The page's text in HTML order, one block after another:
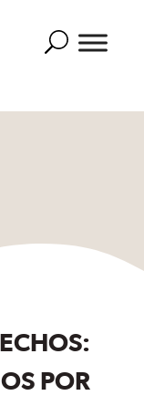
Search
POR